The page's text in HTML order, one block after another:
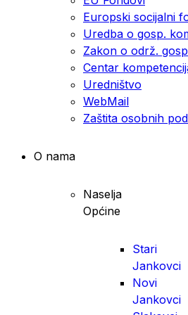
Europski socijalni
Uredba o gosp.
Zakon o održ.
Centar
Uredništvo
WebMail
Zaštita osobnih
O nama
Naselja
Općine
Stari
Jankovci
Novi
Jankovci